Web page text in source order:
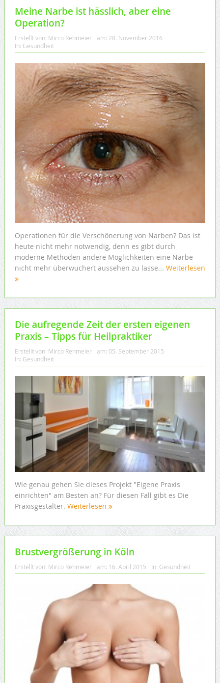
Meine Narbe ist hässlich, aber eine
Operation?
Erstellt von: Mirco Rehmeier am: 28. November 2016
In: Gesundheit
Operationen für die Verschönerung von Narben? Das ist
heute nicht mehr notwendig, denn es gibt durch
moderne Methoden andere Möglichkeiten eine Narbe
nicht mehr überwuchert aussehen zu lasse... Weiterlesen
Die aufregende Zeit der ersten eigenen
Praxis – Tipps für Heilpraktiker
Erstellt von: Mirco Rehmeier am: 05. September 2015
In: Gesundheit
Wie genau gehen Sie dieses Projekt "Eigene Praxis
einrichten" am Besten an? Für diesen Fall gibt es Die
Praxisgestalter. Weiterlesen
Brustvergrößerung in Köln
Erstellt von: Mirco Rehmeier am: 16. April 2015 In: Gesundheit